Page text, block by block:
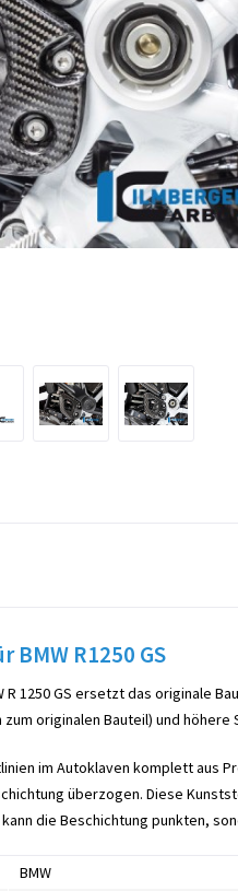
R1250 GS
R 1250 GS ersetzt das originale
originalen Bauteil) und
im Autoklaven komplett aus
überzogen. Diese
die Beschichtung punkten,
BMW